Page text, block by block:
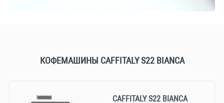
КОФЕМАШИНЫ CAFFITALY S22 BIANCA
CAFFITALY S22 BIANCA